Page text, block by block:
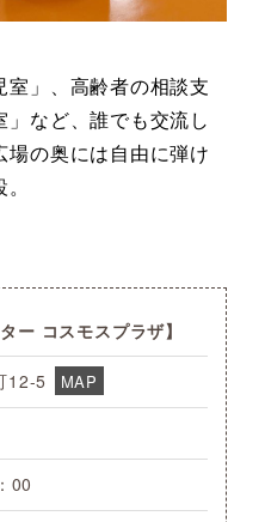
室」、高齢者の相談支
など、誰でも交流し
の奥には自由に弾け
ー コスモスプラザ
12-5 MAP
00